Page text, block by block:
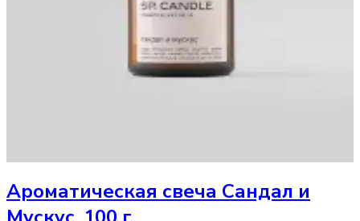
Ароматическая свеча Сандал и